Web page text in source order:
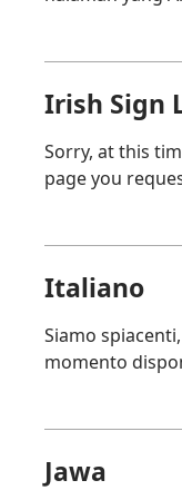
Irish Sign
Sorry, at this
page you
Italiano
Siamo
momento
Jawa